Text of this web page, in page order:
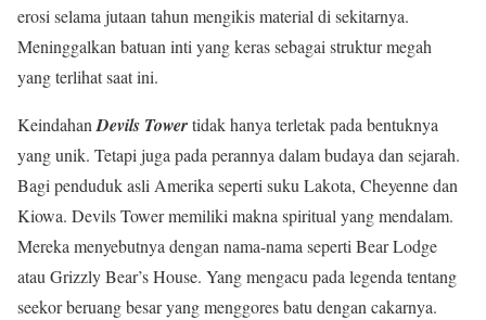
erosi selama jutaan tahun mengikis material di sekitarnya.
Meninggalkan batuan inti yang keras sebagai struktur megah
yang terlihat saat ini.
KeindahanDevils Towertidak hanya terletak pada bentuknya
yang unik. Tetapi juga pada perannya dalam budaya dan sejarah.
Bagi penduduk asli Amerika seperti suku Lakota, Cheyenne dan
Kiowa. Devils Tower memiliki makna spiritual yang mendalam.
Mereka menyebutnya dengan nama-nama seperti Bear Lodge
atau Grizzly Bear’s House. Yang mengacu pada legenda tentang
seekor beruang besar yang menggores batu dengan cakarnya.